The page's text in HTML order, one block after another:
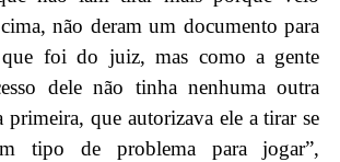
não deram um documento para
que foi do juiz, mas como a gente
dele não tinha nenhuma outra
primeira, que autorizava ele a tirar se
tipo de problema para jogar”,